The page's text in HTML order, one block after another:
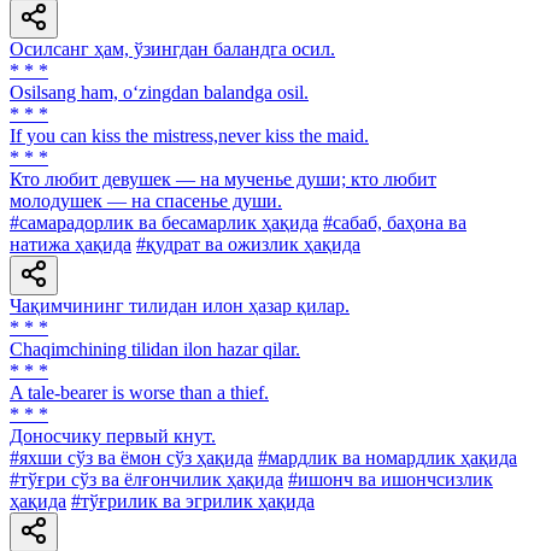
Осилсанг ҳам, ўзингдан баландга осил.
* * *
Osilsang ham, o‘zingdan balandga osil.
* * *
If you can kiss the mistress,never kiss the maid.
* * *
Кто любит девушек — на мученье души; кто любит
молодушек — на спасенье души.
#самарадорлик ва бесамарлик ҳақида #сабаб, баҳона ва
натижа ҳақида #қудрат ва ожизлик ҳақида
Чақимчининг тилидан илон ҳазар қилар.
* * *
Chaqimchining tilidan ilon hazar qilar.
* * *
A tale-bearer is worse than a thief.
* * *
Доносчику первый кнут.
#яхши сўз ва ёмон сўз ҳақида #мардлик ва номардлик ҳақида
#тўғри сўз ва ёлғончилик ҳақида #ишонч ва ишончсизлик
ҳақида #тўғрилик ва эгрилик ҳақида